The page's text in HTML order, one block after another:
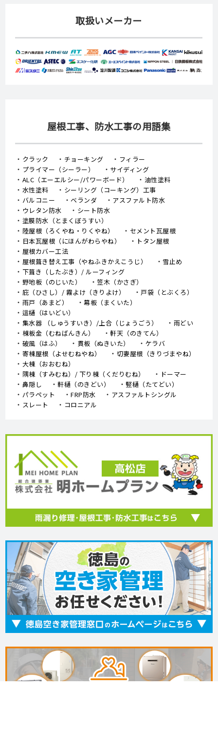
取扱いメーカー
屋根工事、防水工事の用語集
クラック チョーキング
フィラー
プライマー（シーラー）
サイディング
ALC（エーエルシー/パワーボード）
油性塗料
水性塗料
シーリング（コーキング）工事
バルコニー
ベランダ
アスファルト防水
ウレタン防水
シート防水
塗膜防水（とまくぼうすい）
陸屋根（ろくやね・りくやね）
セメント瓦屋根
日本瓦屋根（にほんがわらやね）
トタン屋根
屋根カバー工法
屋根葺き替え工事（やねふきかえこうじ）
雪止め
下葺き（したぶき）/ ルーフィング
野地板（のじいた）
笠木（かさぎ）
庇（ひさし）/ 霧よけ（きりよけ）
戸袋（とぶくろ）
雨戸（あまど）
幕板（まくいた）
這樋（はいどい）
集水器 （しゅうすいき）/上合（じょうごう）
雨どい
棟板金（むねばんきん）
軒天（のきてん）
破風（はふ）
貫板（ぬきいた）
ケラバ
寄棟屋根（よせむねやね）
切妻屋根（きりづまやね）
大棟（おおむね）
隅棟（すみむね）/ 下り棟（くだりむね）
ドーマー
鼻隠し
軒樋（のきどい）
竪樋（たてどい）
パラペット
FRP防水
アスファルトシングル
スレート
コロニアル